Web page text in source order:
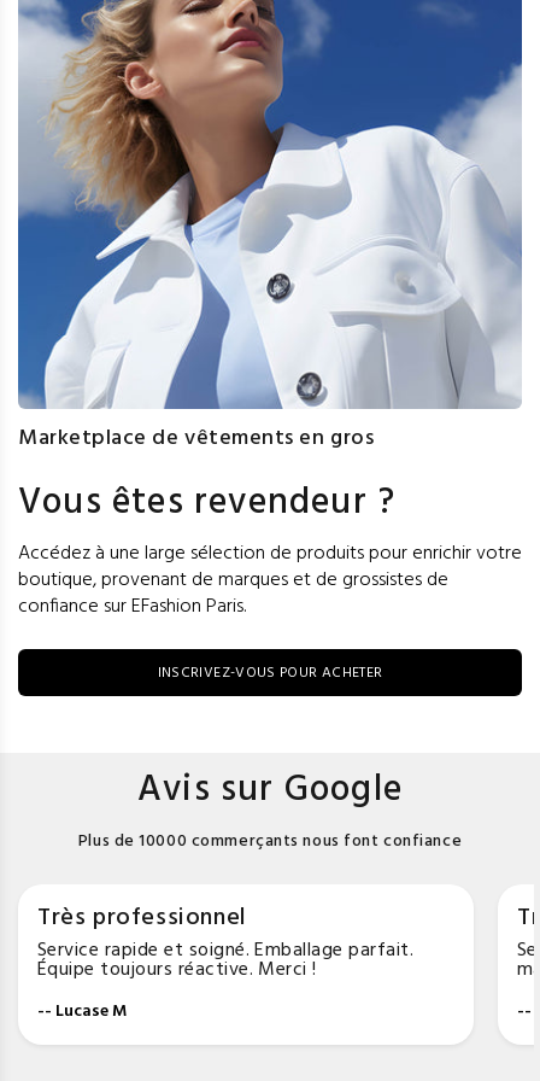
Marketplace de vêtements en gros
Vous êtes revendeur ?
Accédez à une large sélection de produits pour enrichir votre
boutique, provenant de marques et de grossistes de
confiance sur EFashion Paris.
INSCRIVEZ-VOUS POUR ACHETER
Avis sur Google
Plus de 10000 commerçants nous font confiance
Très professionnel
Service rapide et soigné. Emballage parfait.
Équipe toujours réactive. Merci !
-- Lucase M --